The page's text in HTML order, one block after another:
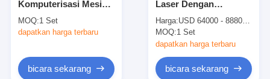
Komputerisasi Mesin
Dieboard pembuatan
MOQ:1 Set
dapatkan harga terbaru
bicara sekarang
Laser Dengan
Cepat 2200W
Kecepatan 1,8M / Min
Untuk Pembuatan
Dieboard
Harga:USD 64000 - 88800/SET
MOQ:1 Set
dapatkan harga terbaru
bicara sekarang